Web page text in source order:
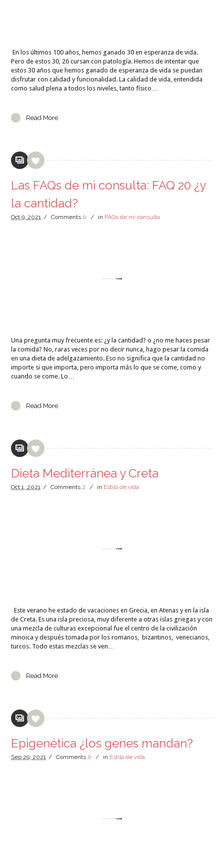
En los últimos 100 años, hemos ganado 30 en esperanza de vida.
Pero de estos 30, 26 cursan con patología. Hemos de intentar que
estos 30 años que hemos ganado de esperanza de vida se puedan
disfrutar con calidad y funcionalidad. La calidad de vida, entendida
como salud plena a todos los niveles, tanto físico…
Read More
Las FAQs de mi consulta: FAQ 20 ¿y
la cantidad?
Oct9, 2021 / Comments 0 / in FAQs de mi consulta
Una pregunta muy frecuente es: ¿y la cantidad? o ¿no me haces pesar
la comida? No, raras veces por no decir nunca, hago pesar la comida
en una dieta de adelgazamiento. Eso no significa que la cantidad no
importe si que importa, pero importa más lo que se come, como y
cuando se come. Lo…
Read More
Dieta Mediterránea y Creta
Oct1, 2021 / Comments 2 / in Estilo de vida
Este verano he estado de vacaciones en Grecia, en Atenas y en la isla
de Creta. Es una isla preciosa, muy diferente a otras islas griegas y con
una mezcla de culturas excepcional fue el centro de la civilización
minoica y después tomada por los romanos, bizantinos, venecianos,
turcos. Todo estas mezclas se ven…
Read More
Epigenética ¿los genes mandan?
Sep 29, 2021 / Comments 0 / in Estilo de vida